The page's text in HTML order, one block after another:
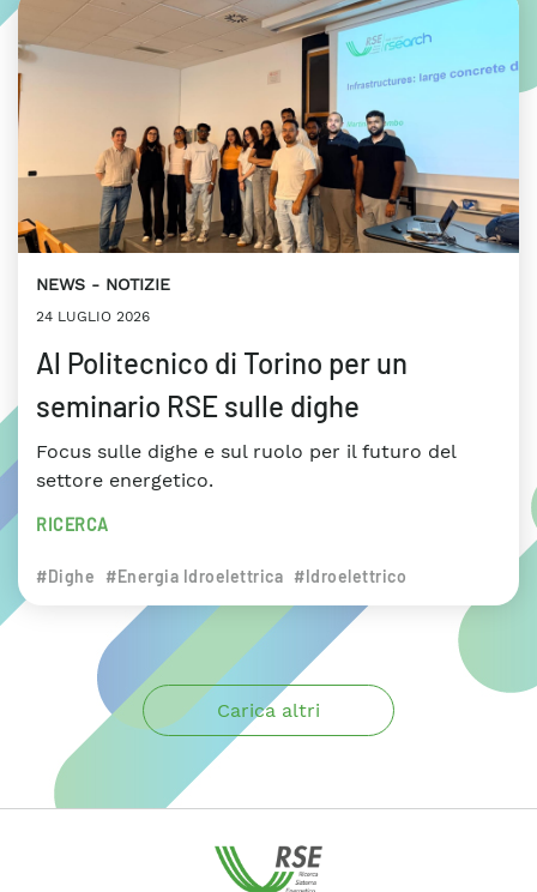
NEWS NOTIZIE
24 LUGLIO 2026
Al Politecnico di Torino per un
seminario RSE sulle dighe
Focus sulle dighe e sul ruolo per il futuro del
settore energetico.
RICERCA
#Dighe #Energia Idroelettrica #Idroelettrico
Carica altri